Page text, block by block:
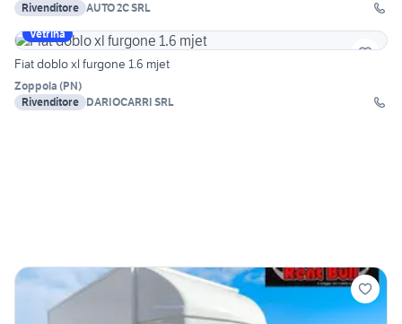
Rivenditore AUTO 2C SRL
Vetrina
Fiat doblo xl furgone 1.6 mjet
Zoppola (PN)
Rivenditore DARIOCARRI SRL